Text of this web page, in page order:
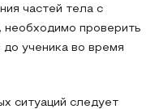
частей тела с
проверить
ученика во время
ситуаций следует